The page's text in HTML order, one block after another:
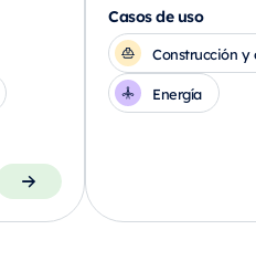
Casos de uso
Construcción y
Energía